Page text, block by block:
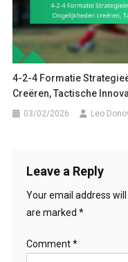
4-2-4 Formatie
Creëren, Tactische
03/02/2026 Leo
Leave a Reply
Your email address will
are marked *
Comment*